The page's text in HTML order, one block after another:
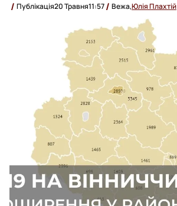
Публікація20 Травня11:57 Вежа,Юлія Плахтій